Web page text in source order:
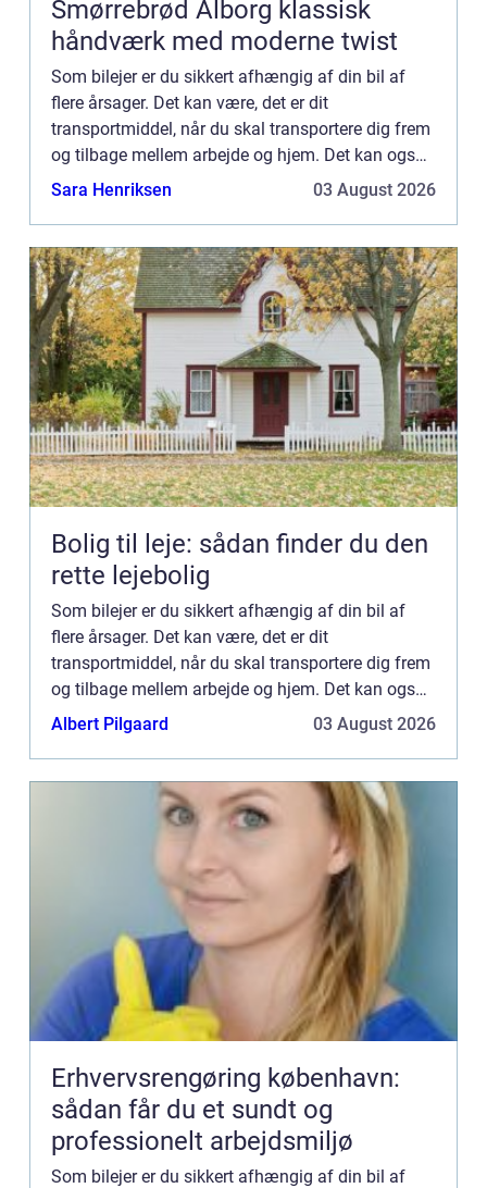
Smørrebrød Ålborg klassisk
håndværk med moderne twist
Som bilejer er du sikkert afhængig af din bil af
flere årsager. Det kan være, det er dit
transportmiddel, når du skal transportere dig frem
og tilbage mellem arbejde og hjem. Det kan også
være, at du er en børnefamilie, hvor der er behov
Sara Henriksen 03 August 2026
Bolig til leje: sådan finder du den
rette lejebolig
Som bilejer er du sikkert afhængig af din bil af
flere årsager. Det kan være, det er dit
transportmiddel, når du skal transportere dig frem
og tilbage mellem arbejde og hjem. Det kan også
være, at du er en børnefamilie, hvor der er behov
Albert Pilgaard 03 August 2026
Erhvervsrengøring københavn:
sådan får du et sundt og
professionelt arbejdsmiljø
Som bilejer er du sikkert afhængig af din bil af